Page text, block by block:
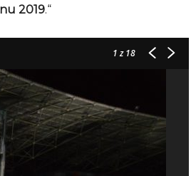
2019.“
1z 18